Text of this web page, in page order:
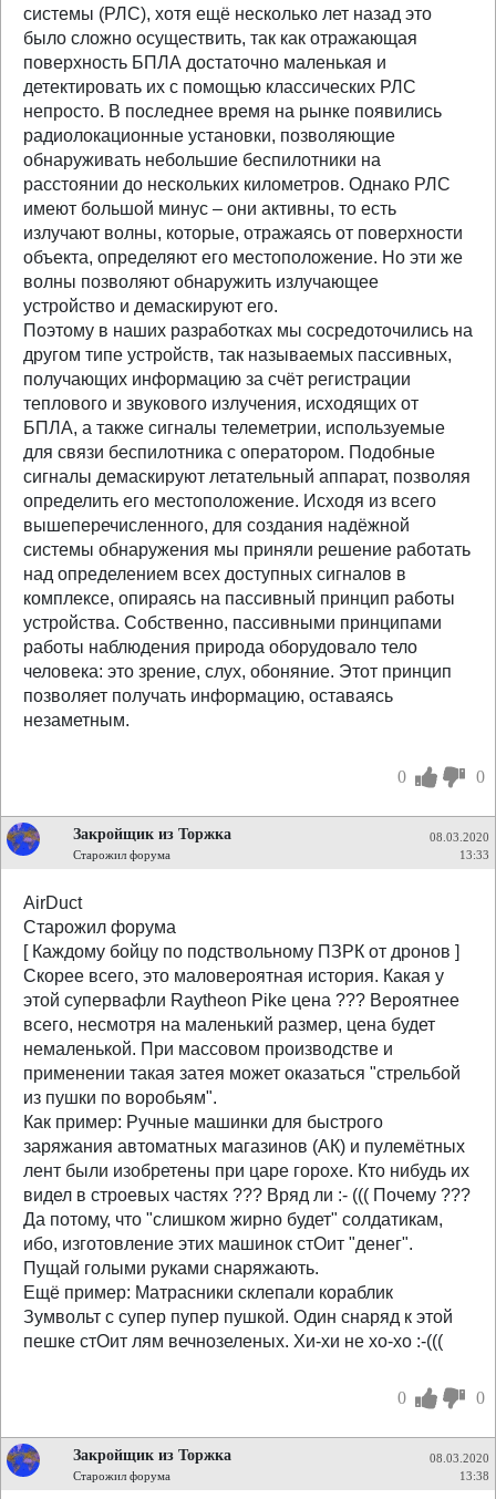
системы (РЛС), хотя ещё несколько лет назад это
было сложно осуществить, так как отражающая
поверхность БПЛА достаточно маленькая и
детектировать их с помощью классических РЛС
непросто. В последнее время на рынке появились
радиолокационные установки, позволяющие
обнаруживать небольшие беспилотники на
расстоянии до нескольких километров. Однако РЛС
имеют большой минус – они активны, то есть
излучают волны, которые, отражаясь от поверхности
объекта, определяют его местоположение. Но эти же
волны позволяют обнаружить излучающее
устройство и демаскируют его.
Поэтому в наших разработках мы сосредоточились на
другом типе устройств, так называемых пассивных,
получающих информацию за счёт регистрации
теплового и звукового излучения, исходящих от
БПЛА, а также сигналы телеметрии, используемые
для связи беспилотника с оператором. Подобные
сигналы демаскируют летательный аппарат, позволяя
определить его местоположение. Исходя из всего
вышеперечисленного, для создания надёжной
системы обнаружения мы приняли решение работать
над определением всех доступных сигналов в
комплексе, опираясь на пассивный принцип работы
устройства. Собственно, пассивными принципами
работы наблюдения природа оборудовало тело
человека: это зрение, слух, обоняние. Этот принцип
позволяет получать информацию, оставаясь
незаметным.
0 0
Закройщик из Торжка
Старожил форума
08.03.2020
13:33
AirDuct
Старожил форума
[ Каждому бойцу по подствольному ПЗРК от дронов ]
Скорее всего, это маловероятная история. Какая у
этой супервафли Raytheon Pike цена ??? Вероятнее
всего, несмотря на маленький размер, цена будет
немаленькой. При массовом производстве и
применении такая затея может оказаться "стрельбой
из пушки по воробьям".
Как пример: Ручные машинки для быстрого
заряжания автоматных магазинов (АК) и пулемётных
лент были изобретены при царе горохе. Кто нибудь их
видел в строевых частях ??? Вряд ли :- ((( Почему ???
Да потому, что "слишком жирно будет" солдатикам,
ибо, изготовление этих машинок стОит "денег".
Пущай голыми руками снаряжають.
Ещё пример: Матрасники склепали кораблик
Зумвольт с супер пупер пушкой. Один снаряд к этой
пешке стОит лям вечнозеленых. Хи-хи не хо-хо :-(((
0 0
Закройщик из Торжка
Старожил форума
08.03.2020
13:38